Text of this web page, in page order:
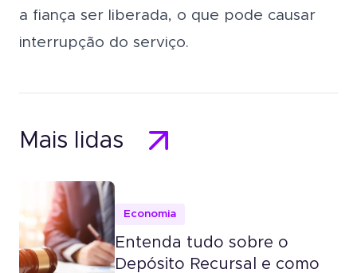
a fiança ser liberada, o que pode causar
interrupção do serviço.
Mais lidas
Economia
Entenda tudo sobre o
Depósito Recursal e como